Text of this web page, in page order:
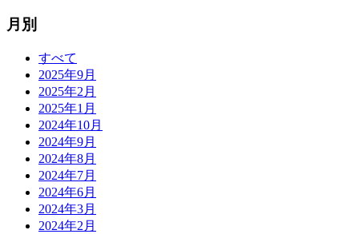
月別
すべて
2025年9月
2025年2月
2025年1月
2024年10月
2024年9月
2024年8月
2024年7月
2024年6月
2024年3月
2024年2月